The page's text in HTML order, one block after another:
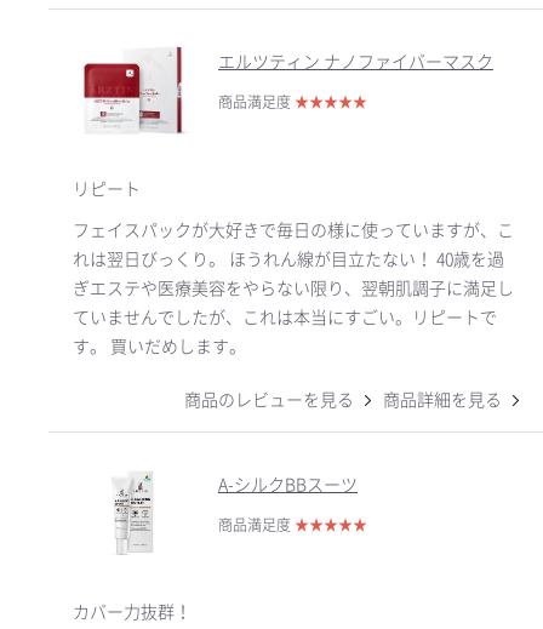
エルツティン ナノファイバーマスク
商品満足度 ★★★★★
リピート
フェイスパックが大好きで毎日の様に使っていますが、こ
れは翌日びっくり。 ほうれん線が目立たない！ 40歳を過
ぎエステや医療美容をやらない限り、翌朝肌調子に満足し
ていませんでしたが、これは本当にすごい。リピートで
す。 買いだめします。
商品のレビューを見る 商品詳細を見る
A-シルクBBスーツ
商品満足度 ★★★★★
カバー力抜群！